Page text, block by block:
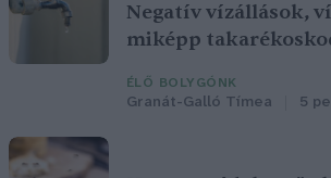
Negatív vízállások,
miképp
ÉLŐ BOLYGÓNK
Granát-Galló Tímea 5